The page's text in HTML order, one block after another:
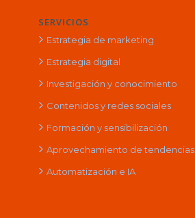
SERVICIOS
Estrategia de marketing
Estrategia digital
Investigación y conocimiento
Contenidos y redes sociales
Formación y sensibilización
Aprovechamiento de tendencias
Automatización e IA